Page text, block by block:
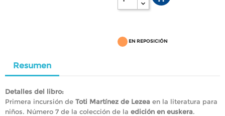
EN REPOSICIÓN
Resumen
Detalles del libro:
Primera incursión de Toti Martínez de Lezea en la literatura para
niños. Número 7 de la colección de la edición en euskera.